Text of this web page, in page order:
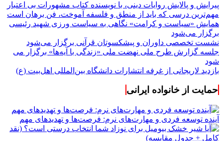
پیرایش و پالایش روایات دینی، با نویسنده کتاب مشهورات بی اعتبار
مهم‌ترین درسی که باید از منطق و فلسفه آموخت، فن برهان است
همایش «سیاست و کرامت» نگاهی به سیاست ورزی شهید رئیسی
برگزار می‌شود
نشست تخصصی داوران و پیشکسوتان قرآنی برگزار می‌شود
جلسه گزارش طرح ملی نهضت ملی «زندگی با آیه‌ها» برگزار می
شود
بازدید لاریجانی از غرفه انتشارات دانشگاه بین‌المللی اهل‌بیت (ع)
حمایت از خانواده ایرانی
آینده توسعه فردی و مهارت‌های نرم: فرصت‌ها و تهدیدهای مهم